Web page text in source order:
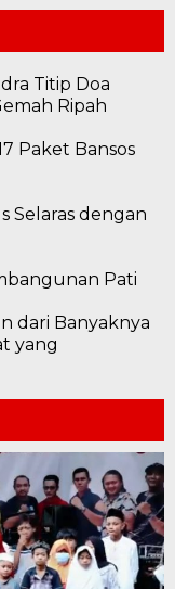
Titip Doa
Ripah
Paket Bansos
Selaras dengan
Pati
dari Banyaknya
yang